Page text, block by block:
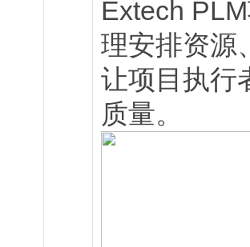
Extech
理安排资源
让项目执行
质量。